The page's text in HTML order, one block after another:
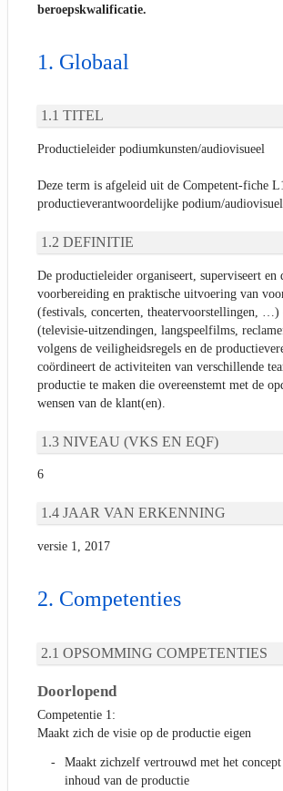
beroepskwalificatie.
Globaal
TITEL
Productieleider podiumkunsten/audiovisueel
Deze term is afgeleid uit de Competent-fiche
productieverantwoordelijke podium/
DEFINITIE
De productieleider organiseert, superviseert en
voorbereiding en praktische uitvoering van
(festivals, concerten, theatervoorstellingen, …)
(televisie-uitzendingen, langspeelfilms,
volgens de veiligheidsregels en de
coördineert de activiteiten van verschillende
productie te maken die overeenstemt met de
wensen van de klant(en).
NIVEAU (VKS EN EQF)
6
JAAR VAN ERKENNING
versie 1, 2017
Competenties
OPSOMMING COMPETENTIES
Doorlopend
Competentie 1:
Maakt zich de visie op de productie eigen
Maakt zichzelf vertrouwd met het concept
inhoud van de productie